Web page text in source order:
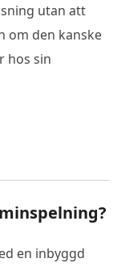
utan att
om den kanske
hos sin
en inbyggd